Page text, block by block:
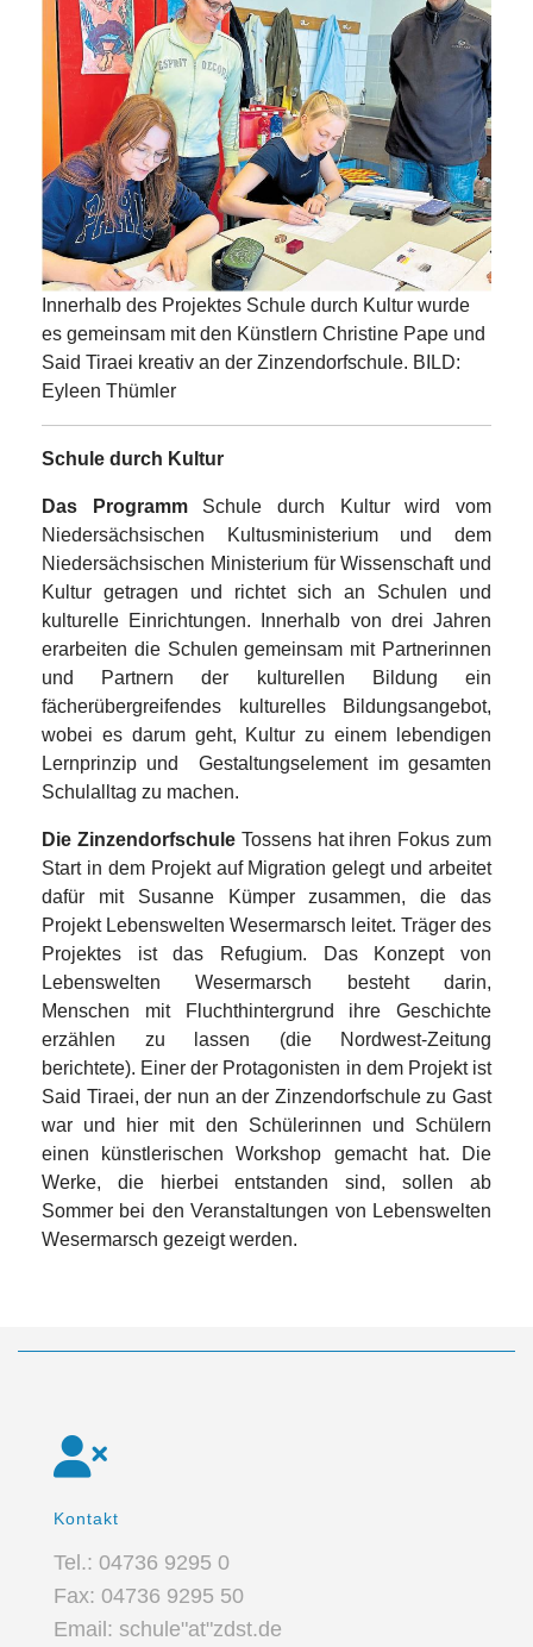
Innerhalb des Projektes Schule durch Kultur wurde
es gemeinsam mit den Künstlern Christine Pape und
Said Tiraei kreativ an der Zinzendorfschule. BILD:
Eyleen Thümler
Schule durch Kultur
Das ProgrammSchule durch Kultur wird vom
Niedersächsischen Kultusministerium und dem
Niedersächsischen Ministerium für Wissenschaft und
Kultur getragen und richtet sich an Schulen und
kulturelle Einrichtungen. Innerhalb von drei Jahren
erarbeiten die Schulen gemeinsam mit Partnerinnen
und Partnern der kulturellen Bildung ein
fächerübergreifendes kulturelles Bildungsangebot,
wobei es darum geht, Kultur zu einem lebendigen
Lernprinzip und Gestaltungselement im gesamten
Schulalltag zu machen.
Die ZinzendorfschuleTossens hat ihren Fokus zum
Start in dem Projekt auf Migration gelegt und arbeitet
dafür mit Susanne Kümper zusammen, die das
Projekt Lebenswelten Wesermarsch leitet. Träger des
Projektes ist das Refugium. Das Konzept von
Lebenswelten Wesermarsch besteht darin,
Menschen mit Fluchthintergrund ihre Geschichte
erzählen zu lassen (die Nordwest-Zeitung
berichtete). Einer der Protagonisten in dem Projekt ist
Said Tiraei, der nun an der Zinzendorfschule zu Gast
war und hier mit den Schülerinnen und Schülern
einen künstlerischen Workshop gemacht hat. Die
Werke, die hierbei entstanden sind, sollen ab
Sommer bei den Veranstaltungen von Lebenswelten
Wesermarsch gezeigt werden.
Kontakt
Tel.: 04736 9295 0
Fax: 04736 9295 50
Email: schule"at"zdst.de